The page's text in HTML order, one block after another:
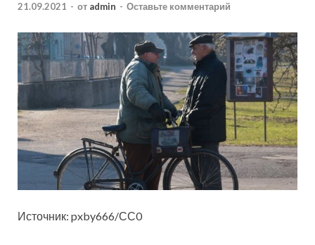
21.09.2021 - от admin - Оставьте комментарий
Источник: pxby666/СС0